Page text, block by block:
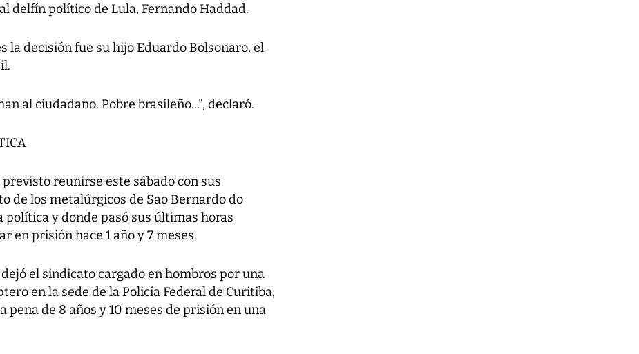
delfín político de Lula, Fernando Haddad.
la decisión fue su hijo Eduardo Bolsonaro, el
al ciudadano. Pobre brasileño...", declaró.
reunirse este sábado con sus
de los metalúrgicos de Sao Bernardo do
política y donde pasó sus últimas horas
en prisión hace 1 año y 7 meses.
el sindicato cargado en hombros por una
en la sede de la Policía Federal de Curitiba,
pena de 8 años y 10 meses de prisión en una